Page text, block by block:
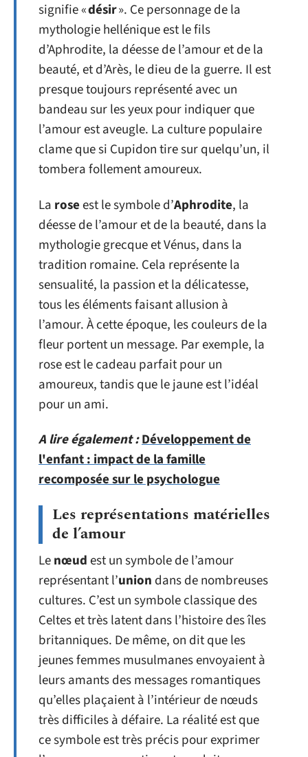
signifie «désir». Ce personnage de la
mythologie hellénique est le fils
d’Aphrodite, la déesse de l’amour et de la
beauté, et d’Arès, le dieu de la guerre. Il est
presque toujours représenté avec un
bandeau sur les yeux pour indiquer que
l’amour est aveugle. La culture populaire
clame que si Cupidon tire sur quelqu’un, il
tombera follement amoureux.
La roseest le symbole d’Aphrodite, la
déesse de l’amour et de la beauté, dans la
mythologie grecque et Vénus, dans la
tradition romaine. Cela représente la
sensualité, la passion et la délicatesse,
tous les éléments faisant allusion à
l’amour. À cette époque, les couleurs de la
fleur portent un message. Par exemple, la
rose est le cadeau parfait pour un
amoureux, tandis que le jaune est l’idéal
pour un ami.
A lire également :Développement de
l'enfant : impact de la famille
recomposée sur le psychologue
Les représentations matérielles
de l’amour
Lenœudest un symbole de l’amour
représentant l’union dans de nombreuses
cultures. C’est un symbole classique des
Celtes et très latent dans l’histoire des îles
britanniques. De même, on dit que les
jeunes femmes musulmanes envoyaient à
leurs amants des messages romantiques
qu’elles plaçaient à l’intérieur de nœuds
très difficiles à défaire. La réalité est que
ce symbole est très précis pour exprimer